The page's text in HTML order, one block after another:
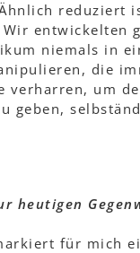
reduziert
entwickelten
niemals in
die
verharren, um
geben,
heutigen
für mich